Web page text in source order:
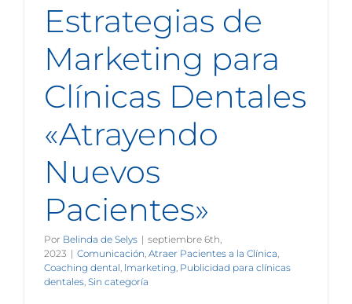
Estrategias de
Marketing para
Clínicas Dentales
«Atrayendo
Nuevos
Pacientes»
Por Belinda de Selys | septiembre 6th,
2023 | Comunicación Atraer Pacientes a la Clínica
Coaching dental lmarketing Publicidad para clínicas
dentales Sin categoría